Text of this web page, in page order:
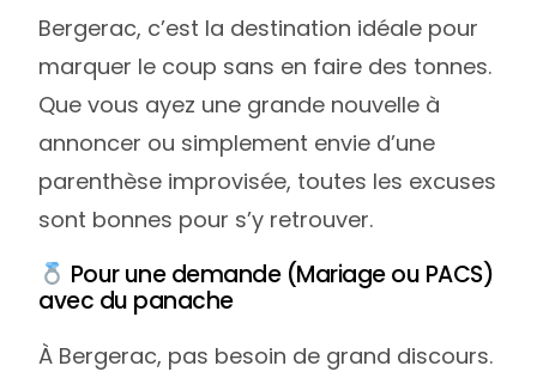
Bergerac, c’est la destination idéale pour
marquer le coup sans en faire des tonnes.
Que vous ayez une grande nouvelle à
annoncer ou simplement envie d’une
parenthèse improvisée, toutes les excuses
sont bonnes pour s’y retrouver.
Pour une demande (Mariage ou PACS)
avec du panache
À Bergerac, pas besoin de grand discours.